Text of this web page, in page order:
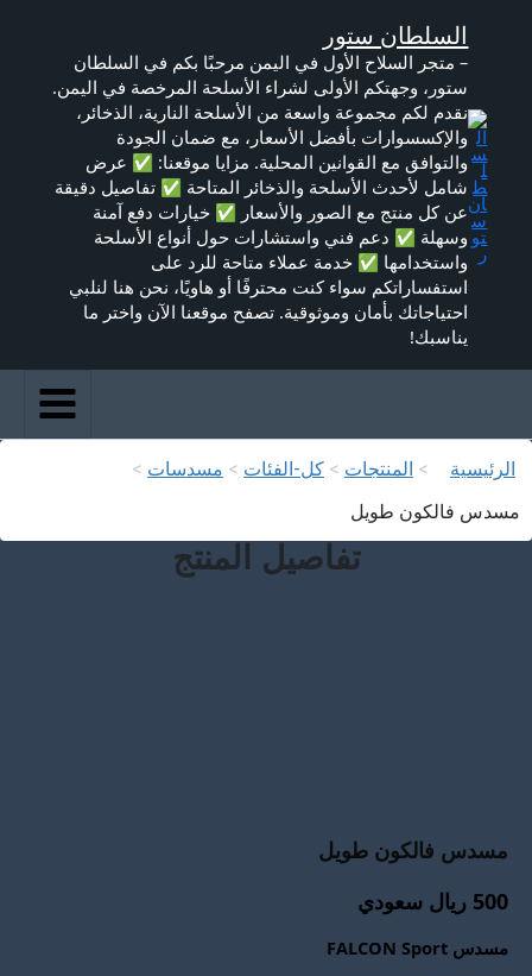
السلطان ستور
– متجر السلاح الأول في اليمن مرحبًا بكم في السلطان
ستور، وجهتكم الأولى لشراء الأسلحة المرخصة في اليمن.
نقدم لكم مجموعة واسعة من الأسلحة النارية، الذخائر،
والإكسسوارات بأفضل الأسعار، مع ضمان الجودة
والتوافق مع القوانين المحلية. مزايا موقعنا: ✅ عرض
شامل لأحدث الأسلحة والذخائر المتاحة ✅ تفاصيل دقيقة
عن كل منتج مع الصور والأسعار ✅ خيارات دفع آمنة
وسهلة ✅ دعم فني واستشارات حول أنواع الأسلحة
واستخدامها ✅ خدمة عملاء متاحة للرد على
استفساراتكم سواء كنت محترفًا أو هاويًا، نحن هنا لنلبي
احتياجاتك بأمان وموثوقية. تصفح موقعنا الآن واختر ما
يناسبك!
الرئيسية > المنتجات > كل-الفئات > مسدسات >
مسدس فالكون طويل
تفاصيل المنتج
مسدس فالكون طويل
500 ريال سعودي
مسدس FALCON Sport